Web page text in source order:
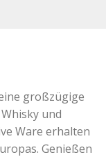
großzügige
und
Ware erhalten
Genießen